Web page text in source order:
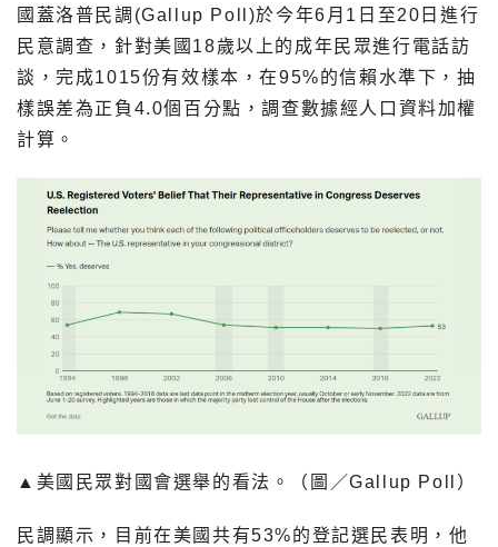
國蓋洛普民調(Gallup Poll)於今年6月1日至20日進行
民意調查，針對美國18歲以上的成年民眾進行電話訪
談，完成1015份有效樣本，在95%的信賴水準下，抽
樣誤差為正負4.0個百分點，調查數據經人口資料加權
計算。
▲美國民眾對國會選舉的看法。（圖／Gallup Poll）
民調顯示，目前在美國共有53%的登記選民表明，他